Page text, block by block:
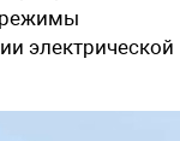
режимы
электрической